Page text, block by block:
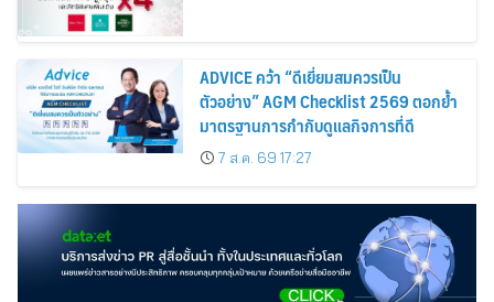
ADVICE คว้า “ดีเยี่ยมสมควรเป็น
ตัวอย่าง” AGM Checklist 2569 ตอกย้ำ
มาตรฐานการกำกับดูแลกิจการที่ดี
7 ส.ค. 69 17:27